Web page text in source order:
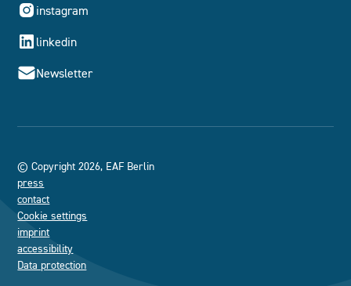
instagram
linkedin
Newsletter
© Copyright 2026, EAF Berlin
press
contact
Cookie settings
imprint
accessibility
Data protection